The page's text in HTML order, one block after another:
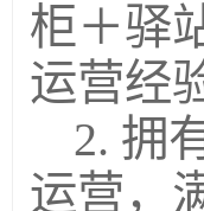
柜＋驿
运营经
2. 拥
运营，